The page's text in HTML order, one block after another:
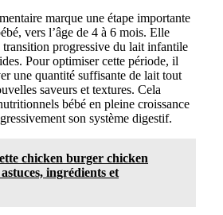
marque une étape importante
vers l’âge de 4 à 6 mois. Elle
transition progressive du lait infantile
Pour optimiser cette période, il
une quantité suffisante de lait tout
saveurs et textures. Cela
bébé en pleine croissance
son système digestif.
chicken burger chicken
ingrédients et